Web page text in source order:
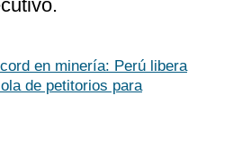
en minería: Perú libera
de petitorios para